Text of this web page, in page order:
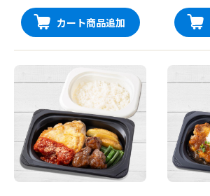
カート商品追加